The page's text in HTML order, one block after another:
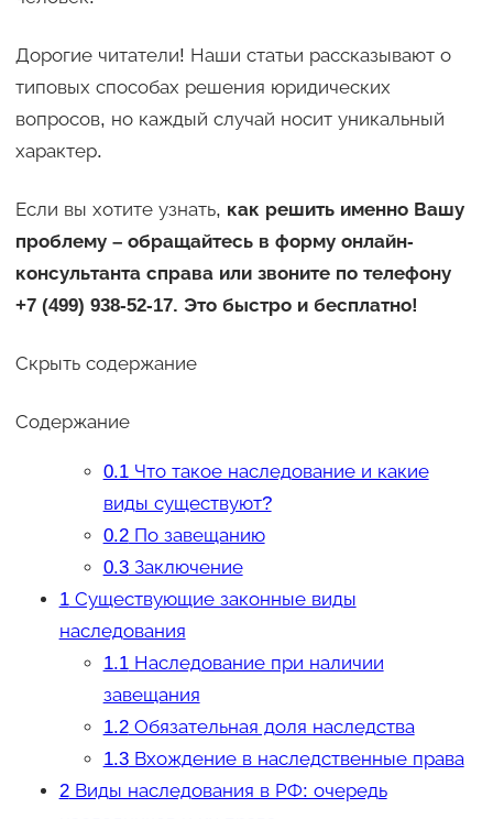
Дорогие читатели! Наши статьи рассказывают о
типовых способах решения юридических
вопросов, но каждый случай носит уникальный
характер.
Если вы хотите узнать, как решить именно Вашу
проблему – обращайтесь в форму онлайн-
консультанта справа или звоните по телефону
+7 (499) 938-52-17. Это быстро и бесплатно!
Скрыть содержание
Содержание
0.1Что такое наследование и какие
виды существуют?
0.2По завещанию
0.3Заключение
1Существующие законные виды
наследования
1.1Наследование при наличии
завещания
1.2Обязательная доля наследства
1.3Вхождение в наследственные права
2Виды наследования в РФ: очередь